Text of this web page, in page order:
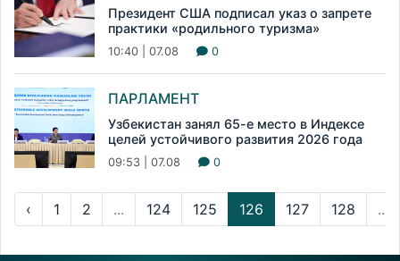
Президент США подписал указ о запрете
практики «родильного туризма»
10:40 | 07.08 0
ПАРЛАМЕНТ
Узбекистан занял 65-е место в Индексе
целей устойчивого развития 2026 года
09:53 | 07.08 0
‹ 1 2 ... 124 125 126 127 128 ...